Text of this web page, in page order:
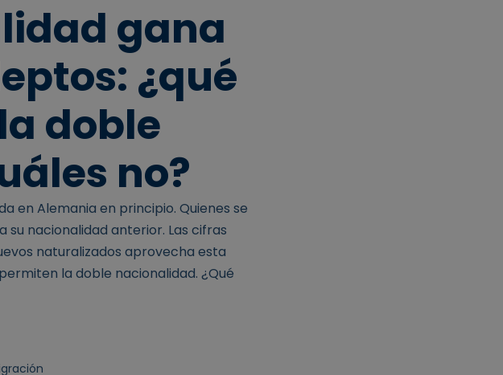
gana
¿qué
doble
no?
en Alemania en principio. Quienes se
nacionalidad anterior. Las cifras
naturalizados aprovecha esta
la doble nacionalidad. ¿Qué